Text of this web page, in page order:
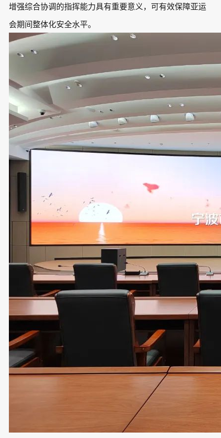
增强综合协调的指挥能力具有重要意义，可有效保障亚运
会期间整体化安全水平。